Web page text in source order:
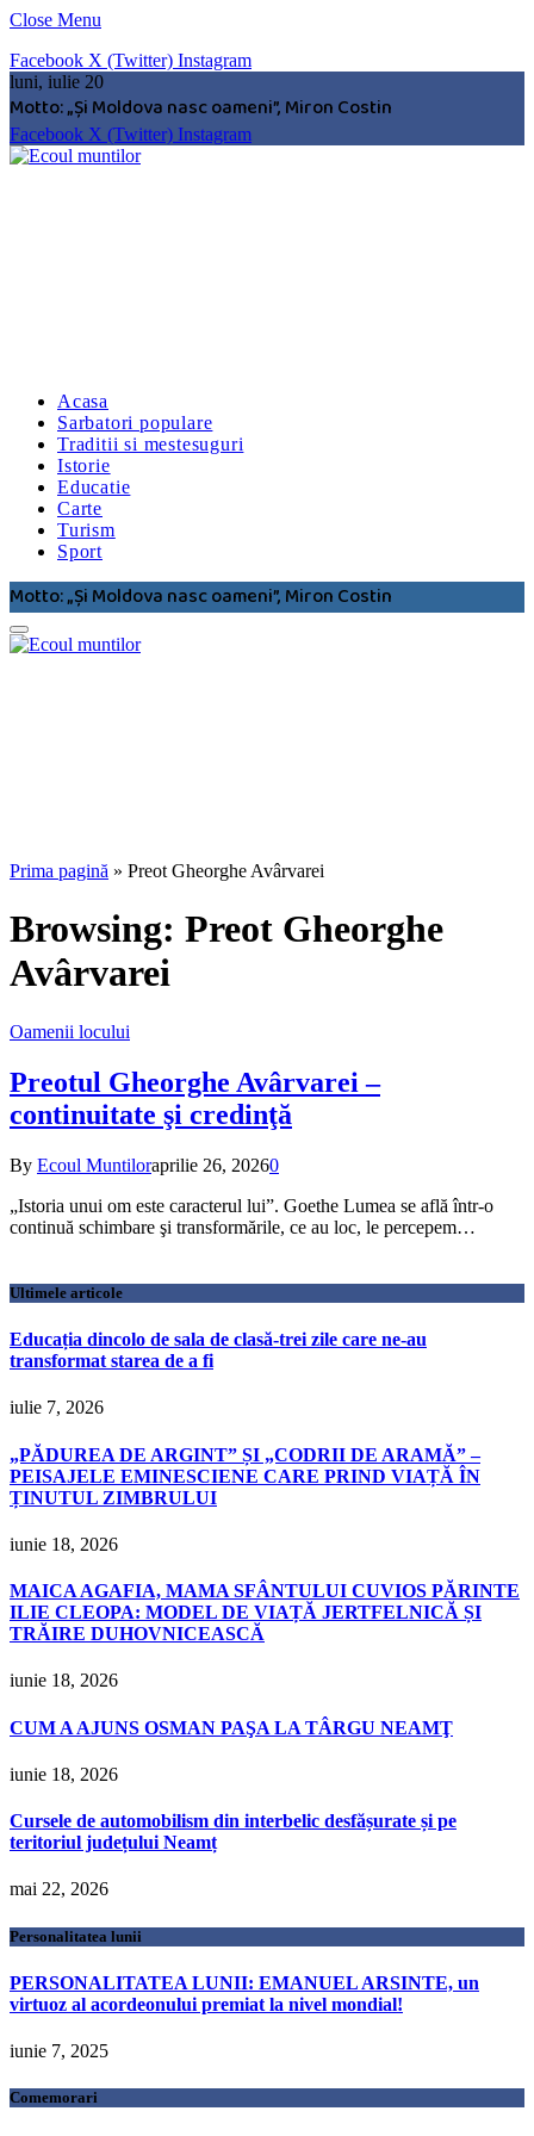
Close Menu
Facebook X (Twitter) Instagram
luni, iulie 20
Motto: „Şi Moldova nasc oameni”, Miron Costin
Facebook X (Twitter) Instagram
Acasa
Sarbatori populare
Traditii si mestesuguri
Istorie
Educatie
Carte
Turism
Sport
Motto: „Şi Moldova nasc oameni”, Miron Costin
Prima pagină » Preot Gheorghe Avârvarei
Browsing: Preot Gheorghe
Avârvarei
Oamenii locului
Preotul Gheorghe Avârvarei –
continuitate şi credinţă
By Ecoul Muntiloraprilie 26, 20260
„Istoria unui om este caracterul lui”. Goethe Lumea se află într-o
continuă schimbare şi transformările, ce au loc, le percepem…
Ultimele articole
Educația dincolo de sala de clasă-trei zile care ne-au
transformat starea de a fi
iulie 7, 2026
„PĂDUREA DE ARGINT” ȘI „CODRII DE ARAMĂ” –
PEISAJELE EMINESCIENE CARE PRIND VIAȚĂ ÎN
ȚINUTUL ZIMBRULUI
iunie 18, 2026
MAICA AGAFIA, MAMA SFÂNTULUI CUVIOS PĂRINTE
ILIE CLEOPA: MODEL DE VIAȚĂ JERTFELNICĂ ȘI
TRĂIRE DUHOVNICEASCĂ
iunie 18, 2026
CUM A AJUNS OSMAN PAŞA LA TÂRGU NEAMŢ
iunie 18, 2026
Cursele de automobilism din interbelic desfășurate și pe
teritoriul județului Neamț
mai 22, 2026
Personalitatea lunii
PERSONALITATEA LUNII: EMANUEL ARSINTE, un
virtuoz al acordeonului premiat la nivel mondial!
iunie 7, 2025
Comemorari